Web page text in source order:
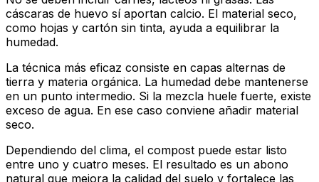
cáscaras de huevo sí aportan calcio. El material seco,
como hojas y cartón sin tinta, ayuda a equilibrar la
humedad.
La técnica más eficaz consiste en capas alternas de
tierra y materia orgánica. La humedad debe mantenerse
en un punto intermedio. Si la mezcla huele fuerte, existe
exceso de agua. En ese caso conviene añadir material
seco.
Dependiendo del clima, el compost puede estar listo
entre uno y cuatro meses. El resultado es un abono
natural que mejora la calidad del suelo y fortalece las